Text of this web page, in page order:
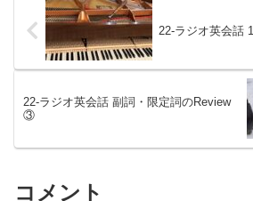
22-ラジオ英会話
22-ラジオ英会話 副詞・限定詞のReview
③
コメント